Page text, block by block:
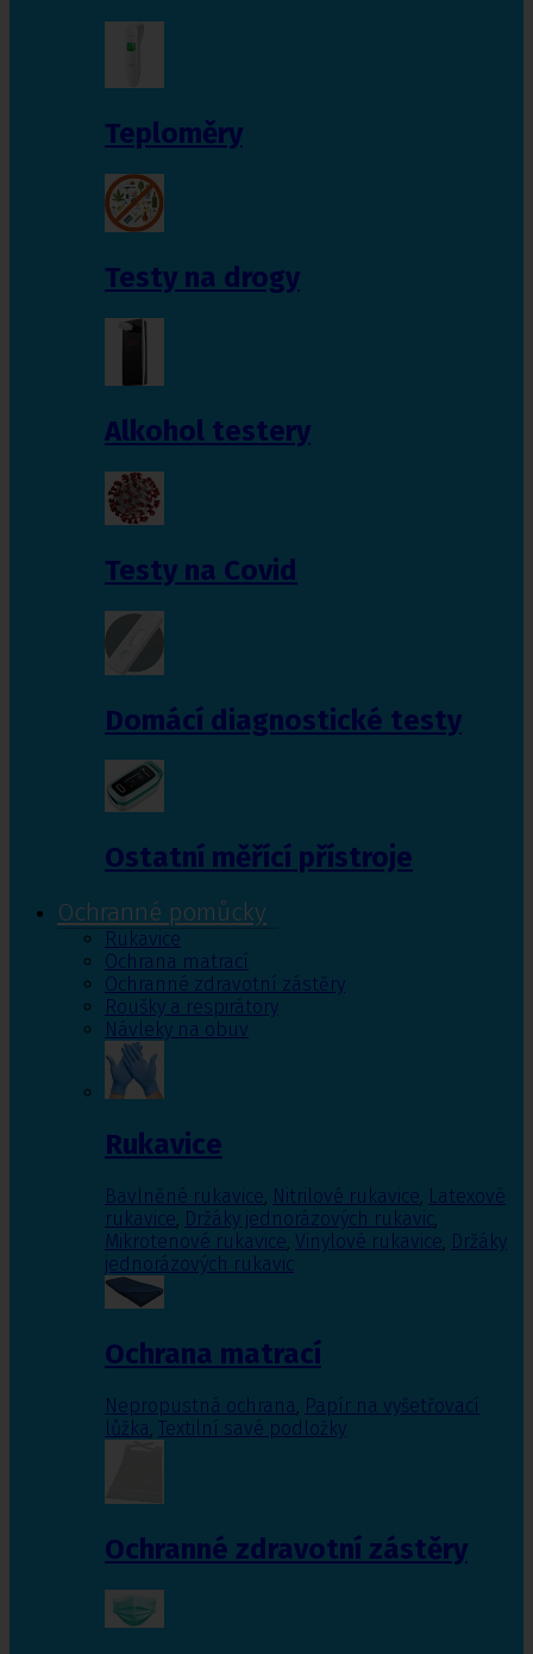
Teploměry
Testy na drogy
Alkohol testery
Testy na Covid
Domácí diagnostické testy
Ostatní měřící přístroje
Ochranné pomůcky
Rukavice
Ochrana matrací
Ochranné zdravotní zástěry
Roušky a respirátory
Návleky na obuv
Rukavice
Bavlněné rukavice, Nitrilové rukavice, Latexové
rukavice, Držáky jednorázových rukavic,
Mikrotenové rukavice, Vinylové rukavice, Držáky
jednorázových rukavic
Ochrana matrací
Nepropustná ochrana, Papír na vyšetřovací
lůžka, Textilní savé podložky
Ochranné zdravotní zástěry